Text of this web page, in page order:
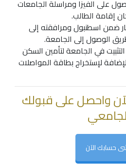
على الفيزا ومراسلة الجامعات
إقامة الطالب.
ضمن اسطنبول ومرافقته إلى
الوصول إلى الجامعة.
في الجامعة لتأمين السكن
لإستخراج بطاقة المواصلات
واحصل على قبولك
حسابك الآن